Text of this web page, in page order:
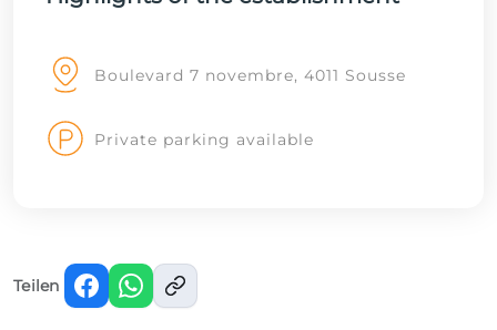
Boulevard 7 novembre, 4011 Sousse
Private parking available
Teilen